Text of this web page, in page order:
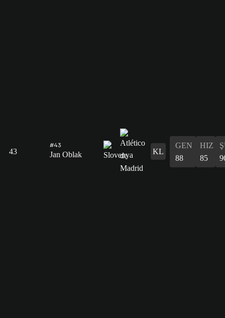
43
#43
Jan Oblak KL
GEN
88
HIZ
85